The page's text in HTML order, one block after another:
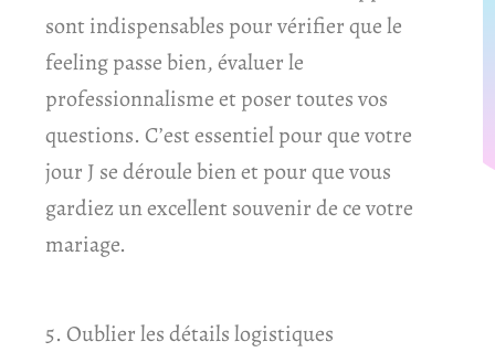
sont indispensables pour vérifier que le
feeling passe bien, évaluer le
professionnalisme et poser toutes vos
questions. C’est essentiel pour que votre
jour J se déroule bien et pour que vous
gardiez un excellent souvenir de ce votre
mariage.
5. Oublier les détails logistiques